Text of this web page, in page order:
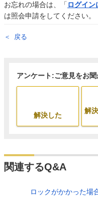
お忘れの場合は、「 ログイン
は照会申請をしてください。
戻る
アンケート:ご意見をお
解決した
解
関連するQ&A
ロックがかかった場